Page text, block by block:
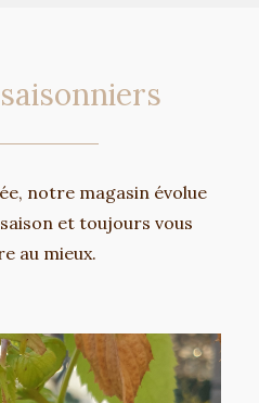
notre magasin évolue
et toujours vous
au mieux.